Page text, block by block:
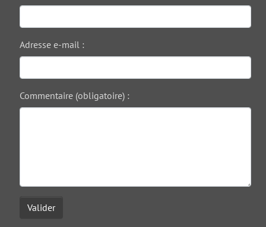
Adresse e-mail :
Commentaire (obligatoire) :
Valider